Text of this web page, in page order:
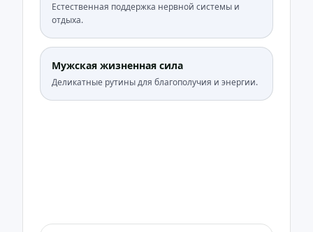
Естественная поддержка нервной системы и
отдыха.
Мужская жизненная сила
Деликатные рутины для благополучия и энергии.